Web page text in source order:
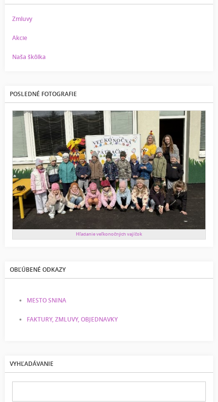
Zmluvy
Akcie
Naša škôlka
POSLEDNÉ FOTOGRAFIE
Hľadanie veľkonočných vajíčok
OBĽÚBENÉ ODKAZY
MESTO SNINA
FAKTURY, ZMLUVY, OBJEDNAVKY
VYHĽADÁVANIE